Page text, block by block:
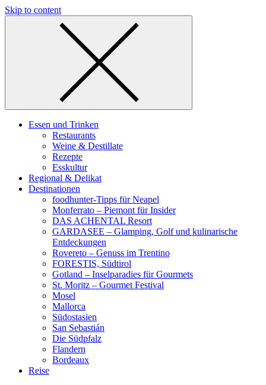
Skip to content
Essen und Trinken
Restaurants
Weine & Destillate
Rezepte
Esskultur
Regional & Delikat
Destinationen
foodhunter-Tipps für Neapel
Monferrato – Piemont für Insider
DAS ACHENTAL Resort
GARDASEE – Glamping, Golf und kulinarische
Entdeckungen
Rovereto – Genuss im Trentino
FORESTIS, Südtirol
Gotland – Inselparadies für Gourmets
St. Moritz – Gourmet Festival
Mosel
Mallorca
Südostasien
San Sebastián
Die Südpfalz
Flandern
Bordeaux
Reise